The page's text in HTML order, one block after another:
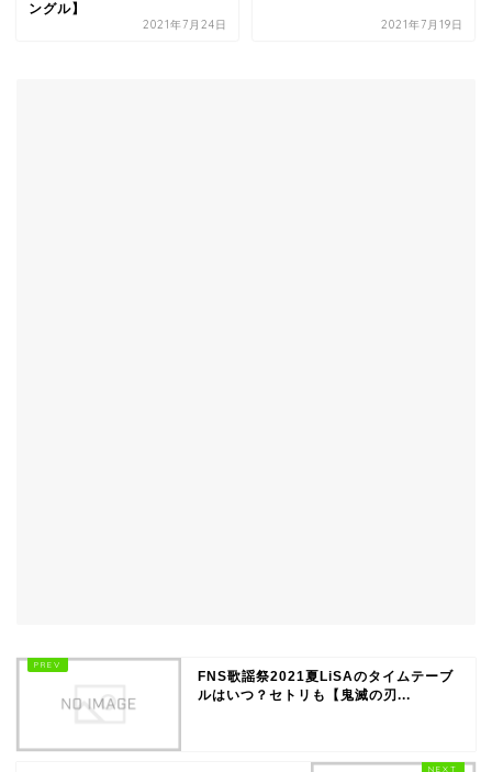
ングル】
2021年7月24日 2021年7月19日
FNS歌謡祭2021夏LiSAのタイムテーブ
ルはいつ？セトリも【鬼滅の刃...